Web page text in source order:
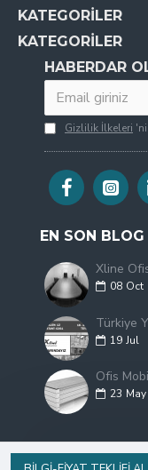
KATEGORILER
KATEGORILER
HABERDAR
Gizlilik İlkeleri
EN SON BLOG
Xline
08 Oct
Türkiye
19 Jul
Ofis
23 May